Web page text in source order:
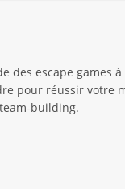
des escape games
pour réussir votre
building.